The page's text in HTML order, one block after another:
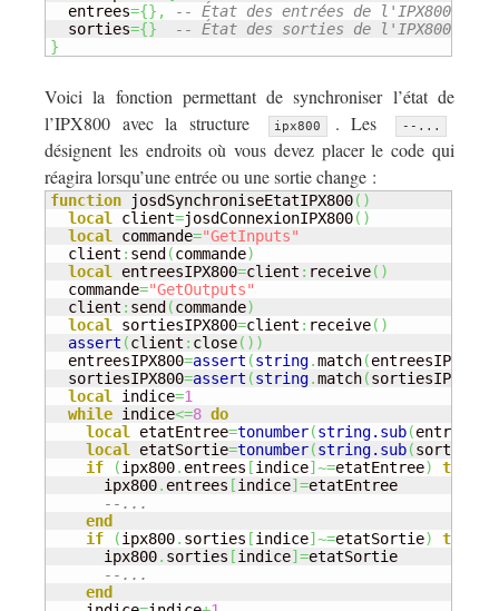
  entrees
={} ,
-- État des entrées de l'IPX800
  sorties
={}
-- État des sorties de l'IPX800
}
Voici la fonction permettant de synchroniser l’état de
l’IPX800 avec la structure
ipx800 . Les --...
désignent les endroits où vous devez placer le code qui
réagira lorsqu’une entrée ou une sortie change :
function josdSynchroniseEtatIPX800( )
local
client=josdConnexionIPX800( )
local
commande="GetInputs"
  client
: send (commande)
local
entreesIPX800=client : receive( )
  commande
="GetOutputs"
  client
: send (commande)
local
sortiesIPX800=client : receive( )
assert (client : close( ) )
  entreesIPX800
=assert (string.match(entreesIPX800
  sortiesIPX800
=assert (string.match(sortiesIPX800
local
indice=1
while indice<=8 do
local
etatEntree=tonumber(string.sub(
local
etatSortie=tonumber(string.sub(
if
(ipx800. entrees [indice] ~=etatEntree)
then
      ipx800
. entrees [indice] =etatEntree
--...
end
if
(ipx800. sorties [indice] ~=etatSortie)
then
      ipx800
. sorties [indice] =etatSortie
--...
end